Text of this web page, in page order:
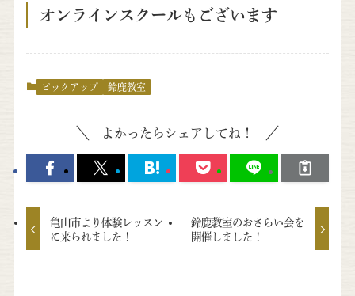
オンラインスクールもございます
ピックアップ 鈴鹿教室
よかったらシェアしてね！
亀山市より体験レッスン
に来られました！
鈴鹿教室のおさらい会を
開催しました！